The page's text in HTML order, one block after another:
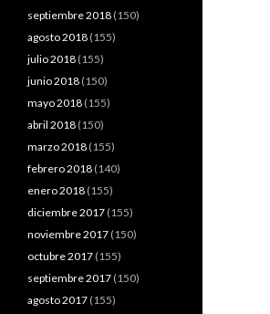
septiembre 2018 (150)
agosto 2018 (155)
julio 2018 (155)
junio 2018 (150)
mayo 2018 (155)
abril 2018 (150)
marzo 2018 (155)
febrero 2018 (140)
enero 2018 (155)
diciembre 2017 (155)
noviembre 2017 (150)
octubre 2017 (155)
septiembre 2017 (150)
agosto 2017 (155)